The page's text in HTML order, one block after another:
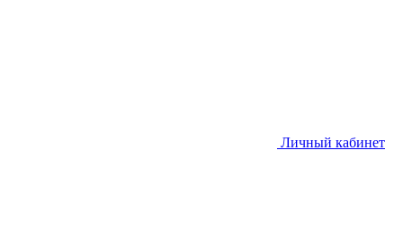
Личный кабинет